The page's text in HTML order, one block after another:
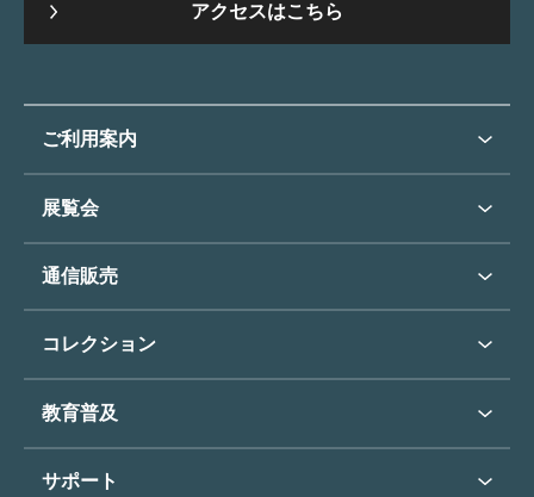
アクセスはこちら
ご利用案内
ご利用案内トップ
開館時間・休館日
アクセス
団体のご利用について
バリアフリー／小さなお子様
展覧会
展覧会・イベントトップ
次回の展覧会
展覧会スケジュール
過去の展覧会
通信販売
通信販売トップ
コレクション
コレクショントップ
東郷青児
教育普及
教育普及トップ
サポート